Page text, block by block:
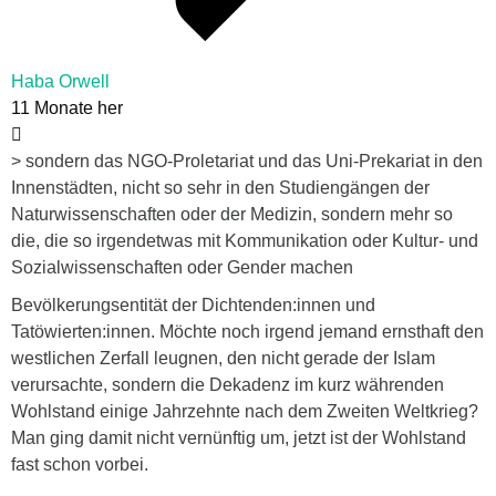
Haba Orwell
11 Monate her
> sondern das NGO-Proletariat und das Uni-Prekariat in den
Innenstädten, nicht so sehr in den Studiengängen der
Naturwissenschaften oder der Medizin, sondern mehr so
die, die so irgendetwas mit Kommunikation oder Kultur- und
Sozialwissenschaften oder Gender machen
Bevölkerungsentität der Dichtenden:innen und
Tatöwierten:innen. Möchte noch irgend jemand ernsthaft den
westlichen Zerfall leugnen, den nicht gerade der Islam
verursachte, sondern die Dekadenz im kurz währenden
Wohlstand einige Jahrzehnte nach dem Zweiten Weltkrieg?
Man ging damit nicht vernünftig um, jetzt ist der Wohlstand
fast schon vorbei.